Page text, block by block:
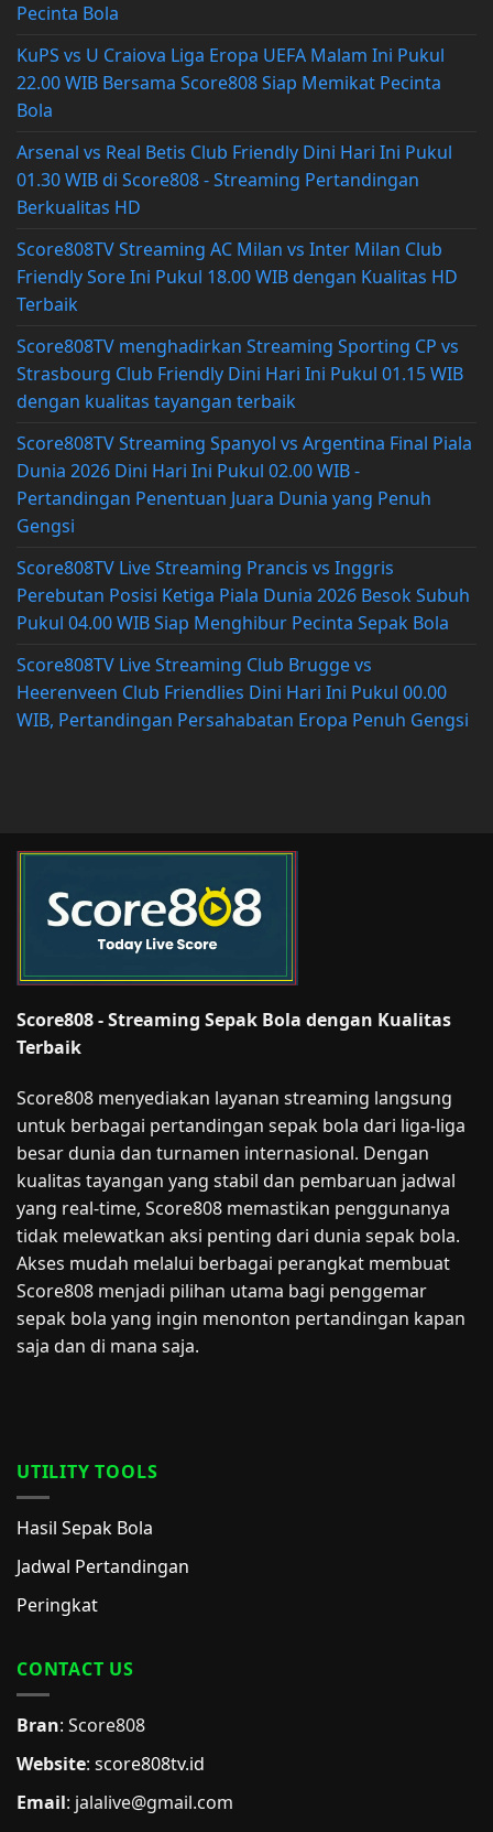
Pecinta Bola
KuPS vs U Craiova Liga Eropa UEFA Malam Ini Pukul
22.00 WIB Bersama Score808 Siap Memikat Pecinta
Bola
Arsenal vs Real Betis Club Friendly Dini Hari Ini Pukul
01.30 WIB di Score808 - Streaming Pertandingan
Berkualitas HD
Score808TV Streaming AC Milan vs Inter Milan Club
Friendly Sore Ini Pukul 18.00 WIB dengan Kualitas HD
Terbaik
Score808TV menghadirkan Streaming Sporting CP vs
Strasbourg Club Friendly Dini Hari Ini Pukul 01.15 WIB
dengan kualitas tayangan terbaik
Score808TV Streaming Spanyol vs Argentina Final Piala
Dunia 2026 Dini Hari Ini Pukul 02.00 WIB -
Pertandingan Penentuan Juara Dunia yang Penuh
Gengsi
Score808TV Live Streaming Prancis vs Inggris
Perebutan Posisi Ketiga Piala Dunia 2026 Besok Subuh
Pukul 04.00 WIB Siap Menghibur Pecinta Sepak Bola
Score808TV Live Streaming Club Brugge vs
Heerenveen Club Friendlies Dini Hari Ini Pukul 00.00
WIB, Pertandingan Persahabatan Eropa Penuh Gengsi
Score808 - Streaming Sepak Bola dengan Kualitas
Terbaik
Score808 menyediakan layanan streaming langsung
untuk berbagai pertandingan sepak bola dari liga-liga
besar dunia dan turnamen internasional. Dengan
kualitas tayangan yang stabil dan pembaruan jadwal
yang real-time, Score808 memastikan penggunanya
tidak melewatkan aksi penting dari dunia sepak bola.
Akses mudah melalui berbagai perangkat membuat
Score808 menjadi pilihan utama bagi penggemar
sepak bola yang ingin menonton pertandingan kapan
saja dan di mana saja.
UTILITY TOOLS
Hasil Sepak Bola
Jadwal Pertandingan
Peringkat
CONTACT US
Bran: Score808
Website: score808tv.id
Email: jalalive@gmail.com